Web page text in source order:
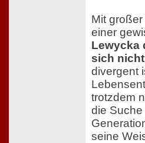
Mit
einer
Lewycka
sich
divergent
trotzdem
die
seine